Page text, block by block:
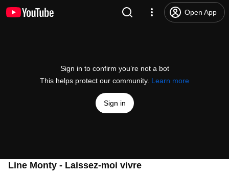
Open App
Sign in to confirm you’re not a bot
This helps protect our community. Learn more
Sign in
Line Monty - Laissez-moi vivre